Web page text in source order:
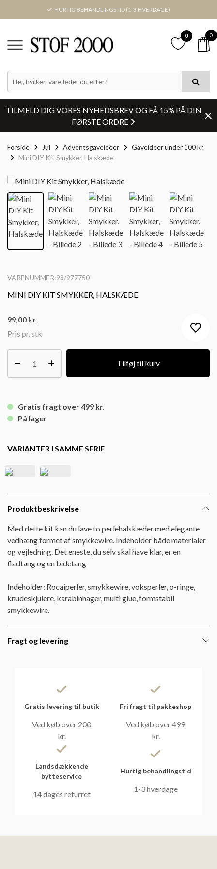
HURTIG BEHANDLINGSTID (1-3 HVERDAGE)
0 0
TILMELD DIG VORES NYHEDSBREV OG FÅ 15% PÅ DIN
FØRSTE ORDRE
Forside Jul Adventsgaveidéer
Gaveidéer under 100 kr.
Mini DIY Kit Smykker, Halskæde
VARENUMMER:98/977750
MINI DIY KIT SMYKKER, HALSKÆDE
Pris pr. stk
99,00 kr.
Tilføj til kurv
Gratis fragt over 499 kr.
På lager
VARIANTER I SAMME SERIE
Produktbeskrivelse
Med dette kit kan du lave to perlehalskæder med elegante
vedhæng formet af smykkewire. Indeholder både materialer
og vejledning. Det eneste, du selv skal have klar, er en
fladtang og en bidetang
Indeholder: Rocaiperler, smykkewire, voksperler, o-ringe,
knudeskjulere, karabinhager, multi glue, formstabil
smykkewire.
Fragt og levering
Gratis levering til butik
Ved køb over 200
kr.
Fri fragt til pakkeshop
Ved køb over 499
kr.
Landsdækkende
bytteservice
14 dages returret
Hurtig behandlingstid
1-3 hverdage